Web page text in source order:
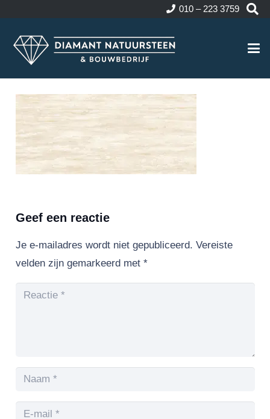
010 – 223 3759
Geef een reactie
Je e-mailadres wordt niet gepubliceerd. Vereiste
velden zijn gemarkeerd met *